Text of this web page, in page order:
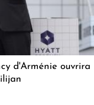
d'Arménie ouvrira